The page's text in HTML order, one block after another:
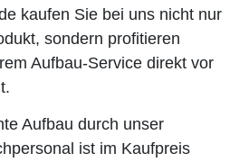
kaufen Sie bei uns nicht nur
sondern profitieren
Aufbau-Service direkt vor
Aufbau durch unser
ist im Kaufpreis